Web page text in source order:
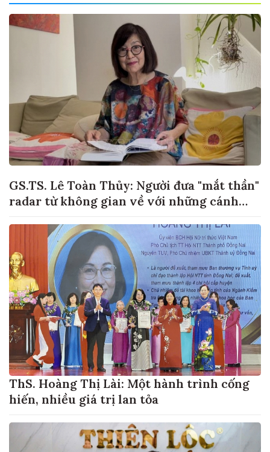
GS.TS. Lê Toàn Thủy: Người đưa "mắt thần"
radar từ không gian về với những cánh
ThS. Hoàng Thị Lài: Một hành trình cống
hiến, nhiều giá trị lan tỏa